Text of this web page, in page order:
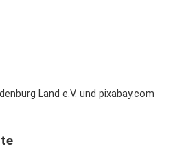
Land e.V. und pixabay.com